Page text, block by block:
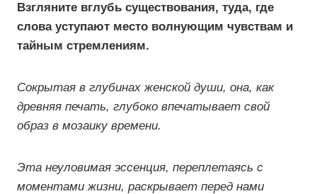
Взгляните вглубь существования, туда, где
слова уступают место волнующим чувствам и
тайным стремлениям.
Сокрытая в глубинах женской души, она, как
древняя печать, глубоко впечатывает свой
образ в мозаику времени.
Эта неуловимая эссенция, переплетаясь с
моментами жизни, раскрывает перед нами